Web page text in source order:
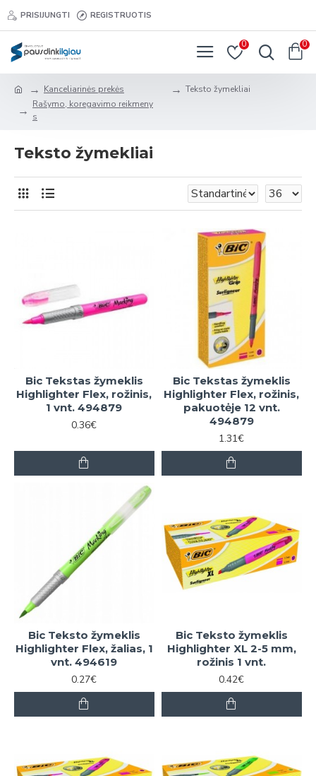
PRISIJUNGTI REGISTRUOTIS
0 0
Kanceliarinės prekės
Rašymo, koregavimo reikmeny
s
Teksto žymekliai
Teksto žymekliai
Bic Tekstas žymeklis
Highlighter Flex, rožinis,
1 vnt. 494879
0.36€
Bic Tekstas žymeklis
Highlighter Flex, rožinis,
pakuotėje 12 vnt.
494879
1.31€
Bic Teksto žymeklis
Highlighter Flex, žalias, 1
vnt. 494619
0.27€
Bic Teksto žymeklis
Highlighter XL 2-5 mm,
rožinis 1 vnt.
0.42€